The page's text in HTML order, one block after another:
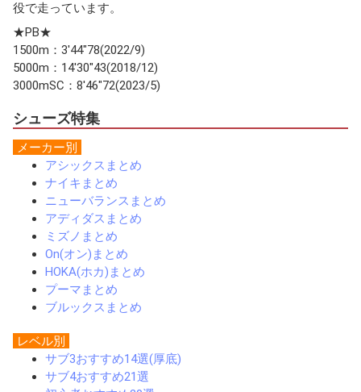
役で走っています。
★PB★
1500m：3'44"78(2022/9)
5000m：14'30"43(2018/12)
3000mSC：8'46"72(2023/5)
シューズ特集
メーカー別
アシックスまとめ
ナイキまとめ
ニューバランスまとめ
アディダスまとめ
ミズノまとめ
On(オン)まとめ
HOKA(ホカ)まとめ
プーマまとめ
ブルックスまとめ
レベル別
サブ3おすすめ14選(厚底)
サブ4おすすめ21選